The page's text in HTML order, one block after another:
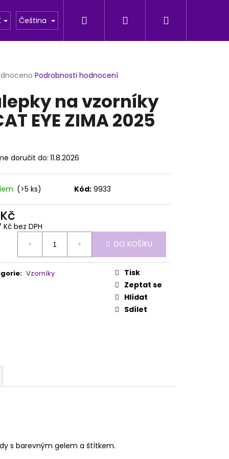
Fotogalerie
Čeština Přihlášení
Podrobnosti hodnocení
na vzorníky
EYE ZIMA 2025
doručit do: 11.8.2026
(>5 ks) Kód: 9933
Kč bez DPH
DO KOŠÍKU
: Vzorníky
Tisk
Zeptat se
Hlídat
Sdílet
s barevným gelem a štítkem.
NR. 2